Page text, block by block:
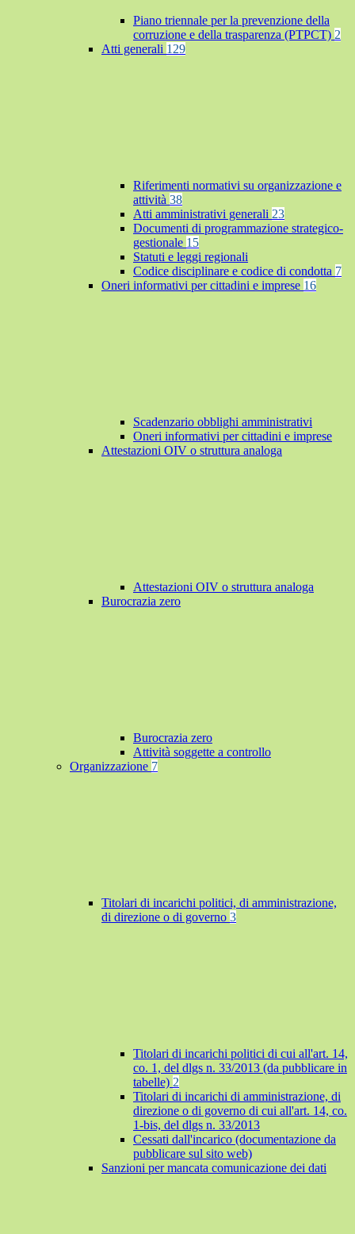
Piano triennale per la prevenzione della
corruzione e della trasparenza (PTPCT) 2
Atti generali 129
Riferimenti normativi su organizzazione e
attività 38
Atti amministrativi generali 23
Documenti di programmazione strategico-
gestionale 15
Statuti e leggi regionali
Codice disciplinare e codice di condotta 7
Oneri informativi per cittadini e imprese 16
Scadenzario obblighi amministrativi
Oneri informativi per cittadini e imprese
Attestazioni OIV o struttura analoga
Attestazioni OIV o struttura analoga
Burocrazia zero
Burocrazia zero
Attività soggette a controllo
Organizzazione 7
Titolari di incarichi politici, di amministrazione,
di direzione o di governo 3
Titolari di incarichi politici di cui all'art. 14,
co. 1, del dlgs n. 33/2013 (da pubblicare in
tabelle) 2
Titolari di incarichi di amministrazione, di
direzione o di governo di cui all'art. 14, co.
1-bis, del dlgs n. 33/2013
Cessati dall'incarico (documentazione da
pubblicare sul sito web)
Sanzioni per mancata comunicazione dei dati